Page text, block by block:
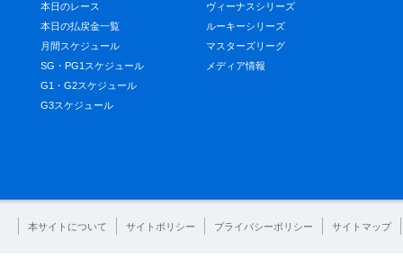
本日のレース
本日の払戻金一覧
月間スケジュール
SG・PG1スケジュール
G1・G2スケジュール
G3スケジュール
ヴィーナスシリーズ
ルーキーシリーズ
マスターズリーグ
メディア情報
本サイトについて サイトポリシー プライバシーポリシー サイトマップ